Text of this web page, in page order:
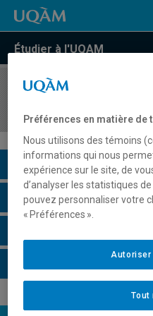
Étudier à l'UQAM
COURS//
Description du cours
Horaire - Été 2026
Préférences en matière de
Nous utilisons des témoins
informations qui nous
expérience sur le site, de
d’analyser les statistiques
pouvez personnaliser votre
« Préférences ».
Tout
Autoriser